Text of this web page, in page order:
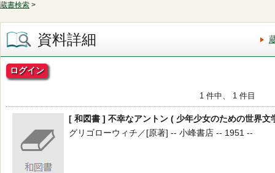
蔵書検索 >
資料詳細
ログイン
1 件中、 1 件目
[ 和図書 ] 不幸なアントン ( 少年少女のための世界文
グリゴローウィチ／[原著] -- 小峰書店 -- 1951 --